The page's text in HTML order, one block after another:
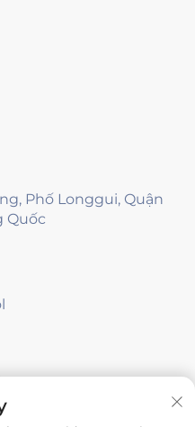
Phố Longgui, Quận
Quốc